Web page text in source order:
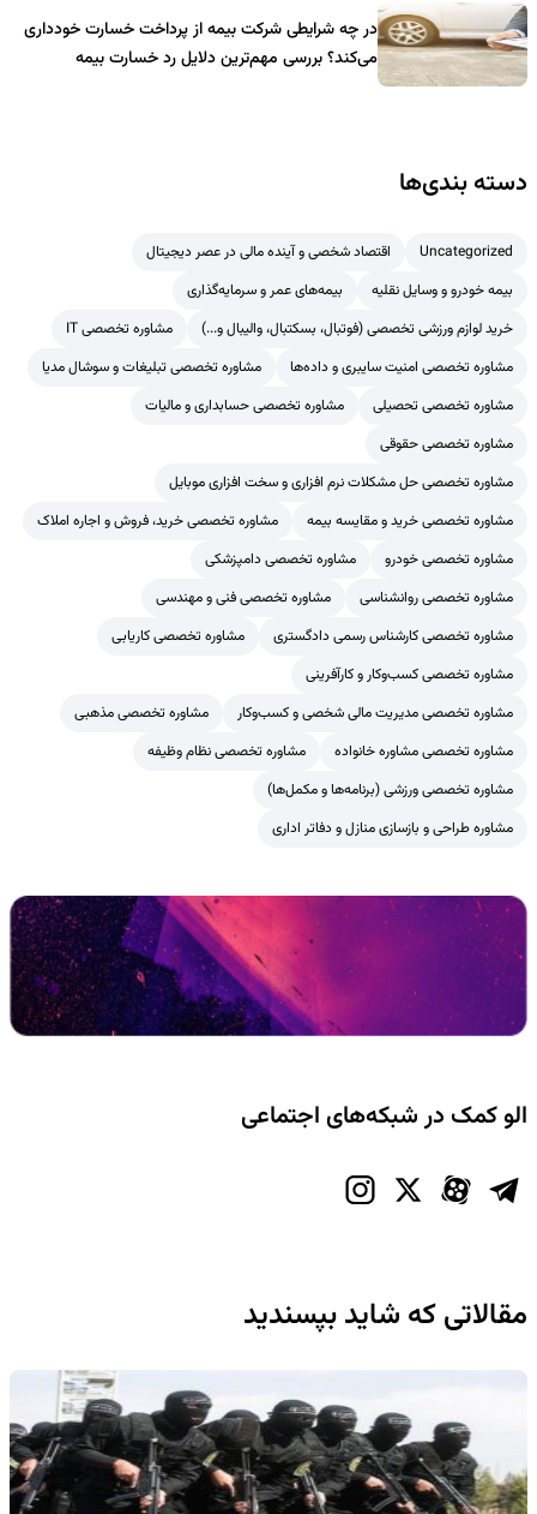
در چه شرایطی شرکت بیمه از پرداخت خسارت خودداری
می‌کند؟ بررسی مهم‌ترین دلایل رد خسارت بیمه
دسته بندی‌ها
Uncategorized
اقتصاد شخصی و آینده مالی در عصر دیجیتال
بیمه خودرو و وسایل نقلیه
بیمه‌های عمر و سرمایه‌گذاری
خرید لوازم ورزشی تخصصی (فوتبال، بسکتبال، والیبال و...)
مشاوره تخصصی IT
مشاوره تخصصی امنیت سایبری و داده‌ها
مشاوره تخصصی تبلیغات و سوشال مدیا
مشاوره تخصصی تحصیلی
مشاوره تخصصی حسابداری و مالیات
مشاوره تخصصی حقوقی
مشاوره تخصصی حل مشکلات نرم افزاری و سخت افزاری موبایل
مشاوره تخصصی خرید و مقایسه بیمه
مشاوره تخصصی خرید، فروش و اجاره املاک
مشاوره تخصصی خودرو
مشاوره تخصصی دامپزشکی
مشاوره تخصصی روانشناسی
مشاوره تخصصی فنی و مهندسی
مشاوره تخصصی کارشناس رسمی دادگستری
مشاوره تخصصی کاریابی
مشاوره تخصصی کسب‌وکار و کارآفرینی
مشاوره تخصصی مدیریت مالی شخصی و کسب‌وکار
مشاوره تخصصی مذهبی
مشاوره تخصصی مشاوره خانواده
مشاوره تخصصی نظام وظیفه
مشاوره تخصصی ورزشی (برنامه‌ها و مکمل‌ها)
مشاوره طراحی و بازسازی منازل و دفاتر اداری
الو کمک در شبکه‌های اجتماعی
مقالاتی که شاید بپسندید